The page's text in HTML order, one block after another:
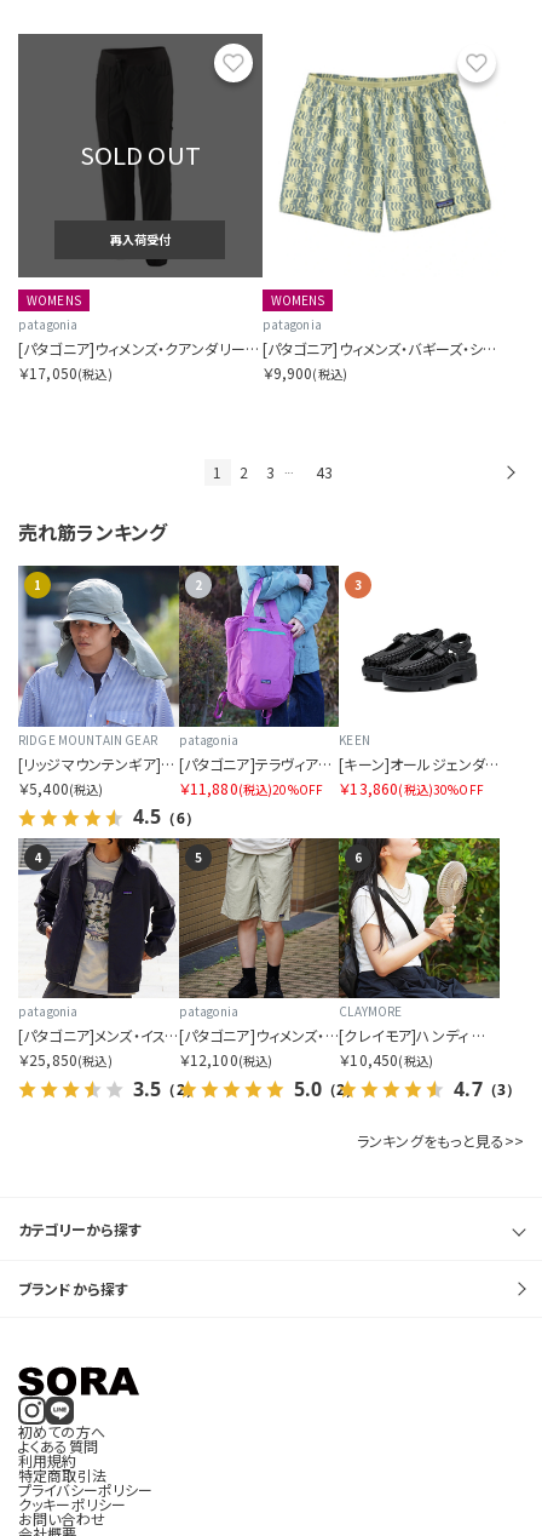
お気に入り
SOLD OUT
再入荷受付
WOMENS
patagonia
[パタゴニア]ウィメンズ・クアンダリー・ジョガーズ
￥17,050(税込)
WOMENS
patagonia
[パタゴニア]ウィメンズ・バギーズ・ショーツ ５インチ
￥9,900(税込)
1 2 3 … 43
売れ筋ランキング
1
RIDGE MOUNTAIN GEAR
[リッジマウンテンギア]サンシェード 2026
￥5,400(税込)
4.5 （6）
2
patagonia
[パタゴニア]テラヴィア・トート・パック 24L
￥11,880(税込)20%OFF
3
KEEN
[キーン]オールジェンダー ユニーク PLT メリージェーン
￥13,860(税込)30%OFF
4
patagonia
[パタゴニア]メンズ・イスマス・アンラインド・ジャケット
￥25,850(税込)
3.5 （2）
5
patagonia
[パタゴニア]ウィメンズ・バギーズ・ロング
￥12,100(税込)
5.0 （2）
6
CLAYMORE
[クレイモア]ハンディ エー
￥10,450(税込)
4.7（3）
ランキングをもっと見る>>
カテゴリーから探す
ブランドから探す
初めての方へ
よくある質問
利用規約
特定商取引法
プライバシーポリシー
クッキーポリシー
お問い合わせ